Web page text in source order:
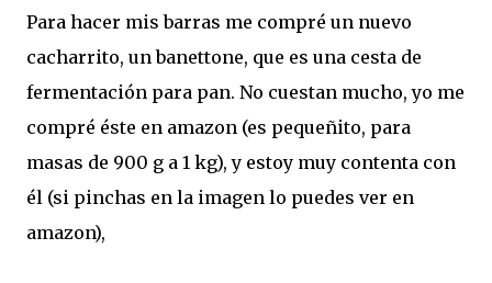
Para hacer mis barras me compré un nuevo
cacharrito, un banettone, que es una cesta de
fermentación para pan. No cuestan mucho, yo me
compré éste en amazon (es pequeñito, para
masas de 900 g a 1 kg), y estoy muy contenta con
él (si pinchas en la imagen lo puedes ver en
amazon),